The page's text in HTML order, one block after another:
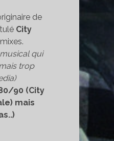
de
City
qui
trop
90 (City
mais